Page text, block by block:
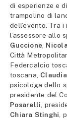
di esperienze e
trampolino di
dell’evento. Tra
l’assessore allo
Guccione
Città
Federcalcio
toscana,
psicologa dello
presidente del
Posarelli ,
Chiara Stinghi ,